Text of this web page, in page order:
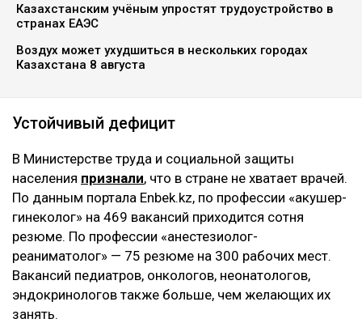
Казахстанским учёным упростят трудоустройство в
странах ЕАЭС
Воздух может ухудшиться в нескольких городах
Казахстана 8 августа
Устойчивый дефицит
В Министерстве труда и социальной защиты
населения признали, что в стране не хватает врачей.
По данным портала Enbek.kz, по профессии «акушер-
гинеколог» на 469 вакансий приходится сотня
резюме. По профессии «анестезиолог-
реаниматолог» — 75 резюме на 300 рабочих мест.
Вакансий педиатров, онкологов, неонатологов,
эндокринологов также больше, чем желающих их
занять.